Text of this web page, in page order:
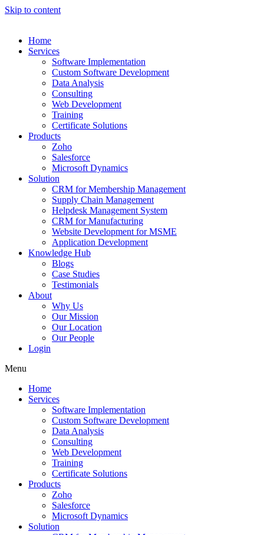
Skip to content
Home
Services
Software Implementation
Custom Software Development
Data Analysis
Consulting
Web Development
Training
Certificate Solutions
Products
Zoho
Salesforce
Microsoft Dynamics
Solution
CRM for Membership Management
Supply Chain Management
Helpdesk Management System
CRM for Manufacturing
Website Development for MSME
Application Development
Knowledge Hub
Blogs
Case Studies
Testimonials
About
Why Us
Our Mission
Our Location
Our People
Login
Menu
Home
Services
Software Implementation
Custom Software Development
Data Analysis
Consulting
Web Development
Training
Certificate Solutions
Products
Zoho
Salesforce
Microsoft Dynamics
Solution